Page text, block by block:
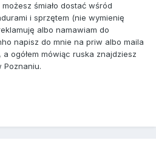
śmiało dostać wśród
i sprzętem (nie wymienię
albo namawiam do
napisz do mnie na priw albo maila
ogółem mówiąc ruska znajdziesz
Poznaniu.